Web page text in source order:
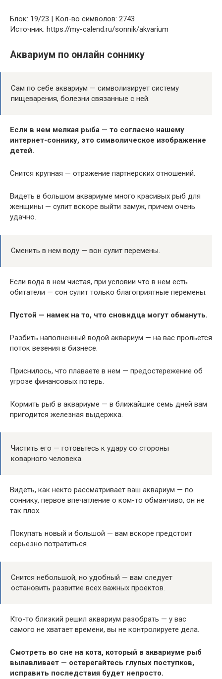
Блок: 19/23 | Кол-во символов: 2743
Источник: https://my-calend.ru/sonnik/akvarium
Аквариум по онлайн соннику
Сам по себе аквариум — символизирует систему
пищеварения, болезни связанные с ней.
Если в нем мелкая рыба — то согласно нашему
интернет-соннику, это символическое изображение
детей.
Снится крупная — отражение партнерских отношений.
Видеть в большом аквариуме много красивых рыб для
женщины — сулит вскоре выйти замуж, причем очень
удачно.
Сменить в нем воду — вон сулит перемены.
Если вода в нем чистая, при условии что в нем есть
обитатели — сон сулит только благоприятные перемены.
Пустой — намек на то, что сновидца могут обмануть.
Разбить наполненный водой аквариум — на вас прольется
поток везения в бизнесе.
Приснилось, что плаваете в нем — предостережение об
угрозе финансовых потерь.
Кормить рыб в аквариуме — в ближайшие семь дней вам
пригодится железная выдержка.
Чистить его — готовьтесь к удару со стороны
коварного человека.
Видеть, как некто рассматривает ваш аквариум — по
соннику, первое впечатление о ком-то обманчиво, он не
так плох.
Покупать новый и большой — вам вскоре предстоит
серьезно потратиться.
Снится небольшой, но удобный — вам следует
остановить развитие всех важных проектов.
Кто-то близкий решил аквариум разобрать — у вас
самого не хватает времени, вы не контролируете дела.
Смотреть во сне на кота, который в аквариуме рыб
вылавливает — остерегайтесь глупых поступков,
исправить последствия будет непросто.